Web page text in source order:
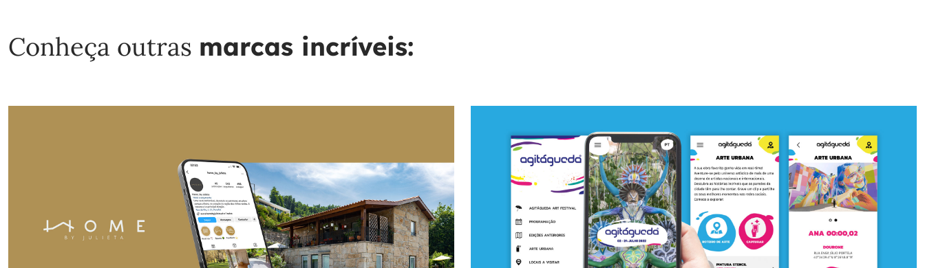
Conheça outras marcas incríveis: